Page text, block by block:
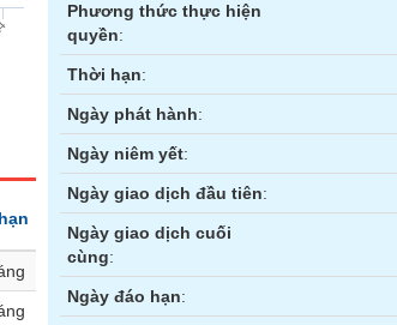
Phương thức thực hiện
quyền:
Thời hạn:
Ngày phát hành:
Ngày niêm yết:
Ngày giao dịch đầu tiên:
Ngày giao dịch cuối
cùng:
Ngày đáo hạn: